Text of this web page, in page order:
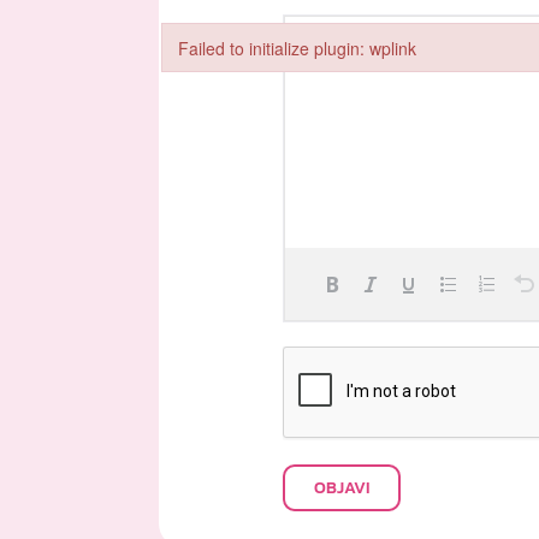
OBJAVI
Failed to initialize plugin: wplink
Failed to initialize plugin: wplink